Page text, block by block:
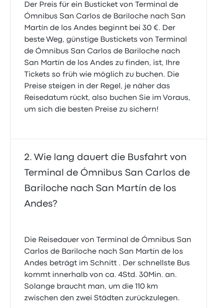
Der Preis für ein Busticket von Terminal de
Ómnibus San Carlos de Bariloche nach San
Martín de los Andes beginnt bei 30 €. Der
beste Weg, günstige Bustickets von Terminal
de Ómnibus San Carlos de Bariloche nach
San Martín de los Andes zu finden, ist, Ihre
Tickets so früh wie möglich zu buchen. Die
Preise steigen in der Regel, je näher das
Reisedatum rückt, also buchen Sie im Voraus,
um sich die besten Preise zu sichern!
Wie lang dauert die Busfahrt von
Terminal de Ómnibus San Carlos de
Bariloche nach San Martín de los
Andes?
Die Reisedauer von Terminal de Ómnibus San
Carlos de Bariloche nach San Martín de los
Andes beträgt im Schnitt . Der schnellste Bus
kommt innerhalb von ca. 4Std. 30Min. an.
Solange braucht man, um die 110 km
zwischen den zwei Städten zurückzulegen.